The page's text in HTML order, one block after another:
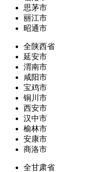
思茅市
丽江市
昭通市
全陕西省
延安市
渭南市
咸阳市
宝鸡市
铜川市
西安市
汉中市
榆林市
安康市
商洛市
全甘肃省